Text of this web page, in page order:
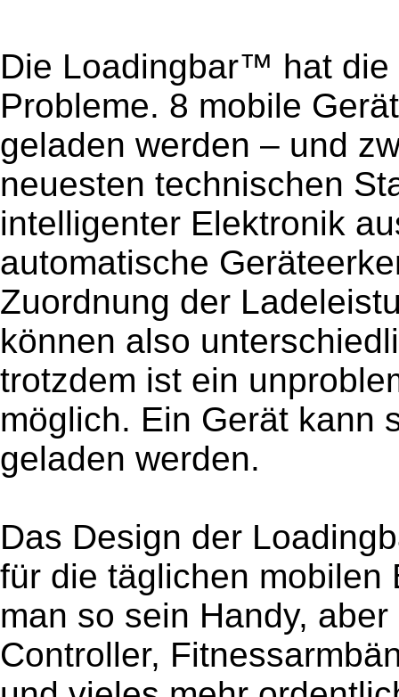
Die Loadingbar™ hat
Probleme. 8 mobile
geladen werden – und
neuesten technischen
intelligenter Elektronik
automatische
Zuordnung der
können also
trotzdem ist ein
möglich. Ein Gerät kann
geladen werden.
Das Design der
für die täglichen mobilen
man so sein Handy,
Controller,